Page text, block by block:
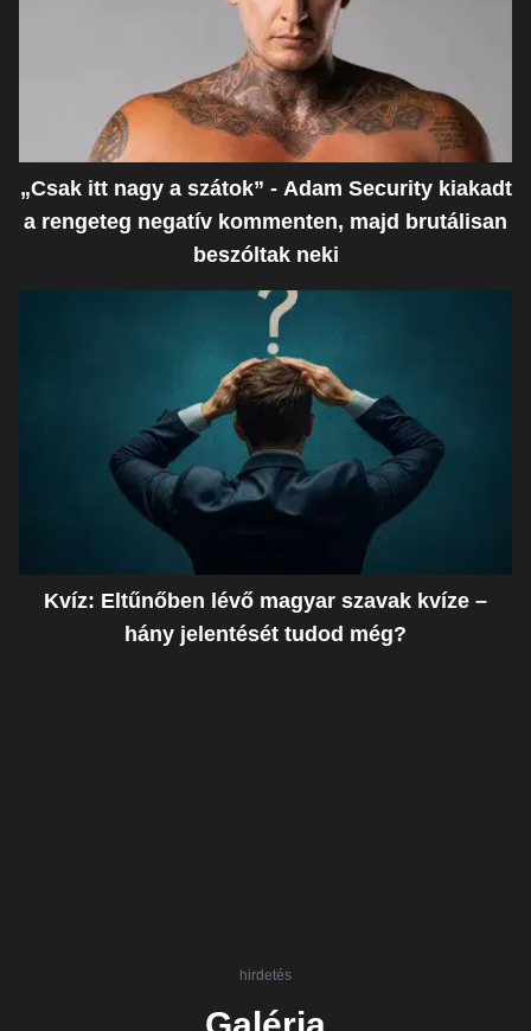
„Csak itt nagy a szátok” - Adam Security kiakadt
a rengeteg negatív kommenten, majd brutálisan
beszóltak neki
Kvíz: Eltűnőben lévő magyar szavak kvíze –
hány jelentését tudod még?
hirdetés